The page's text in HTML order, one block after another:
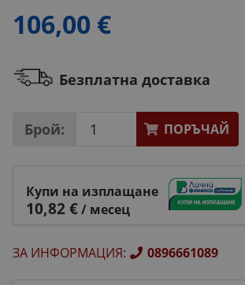
106,00 €
Безплатна доставка
Брой: ПОРЪЧАЙ
Купи на изплащане
10,82 €/ месец
ЗА ИНФОРМАЦИЯ: 0896661089